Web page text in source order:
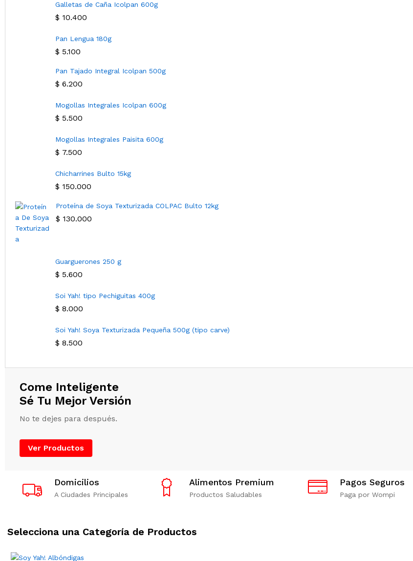
Galletas de Caña Icolpan 600g
$ 10.400
Pan Lengua 180g
$ 5.100
Pan Tajado Integral Icolpan 500g
$ 6.200
Mogollas Integrales Icolpan 600g
$ 5.500
Mogollas Integrales Paisita 600g
$ 7.500
Chicharrines Bulto 15kg
$ 150.000
Proteína de Soya Texturizada COLPAC Bulto 12kg
$ 130.000
Guarguerones 250 g
$ 5.600
Soi Yah! tipo Pechiguitas 400g
$ 8.000
Soi Yah! Soya Texturizada Pequeña 500g (tipo carve)
$ 8.500
Come Inteligente
Sé Tu Mejor Versión
No te dejes para después.
Ver Productos
Domicilios
A Ciudades Principales
Alimentos Premium
Productos Saludables
Pagos Seguros
Paga por Wompi
Selecciona una Categoría de Productos